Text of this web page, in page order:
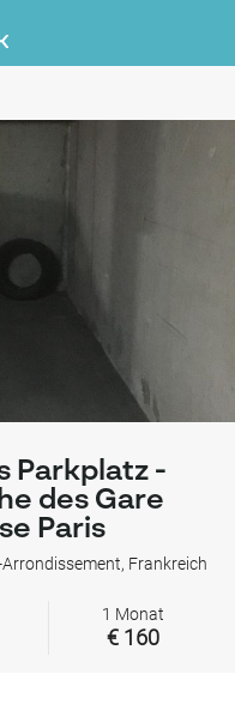
Parkplatz -
des Gare
Paris
Frankreich
1 Monat
€ 160